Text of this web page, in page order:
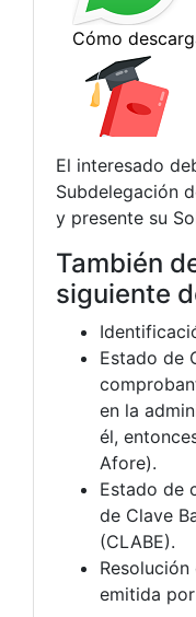
El interesado
Subdelegación
y presente su
También
siguiente
Estado de
en la
él,
Afore).
Estado de
de Clave
(CLABE).
emitida por